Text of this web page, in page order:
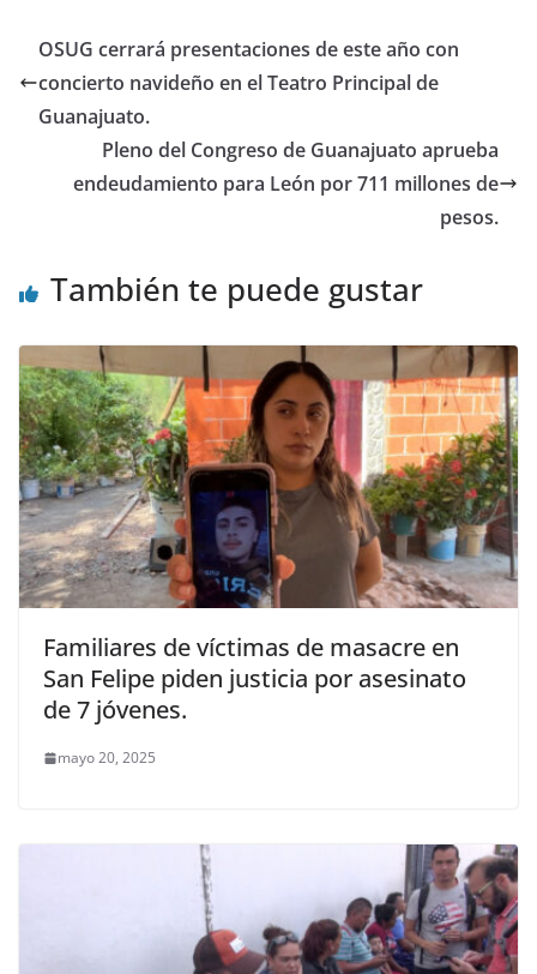
o
o
k
p
p
n
OSUG cerrará presentaciones de este año con
concierto navideño en el Teatro Principal de
Guanajuato.
Pleno del Congreso de Guanajuato aprueba
endeudamiento para León por 711 millones de
pesos.
También te puede gustar
Familiares de víctimas de masacre en
San Felipe piden justicia por asesinato
de 7 jóvenes.
mayo 20, 2025